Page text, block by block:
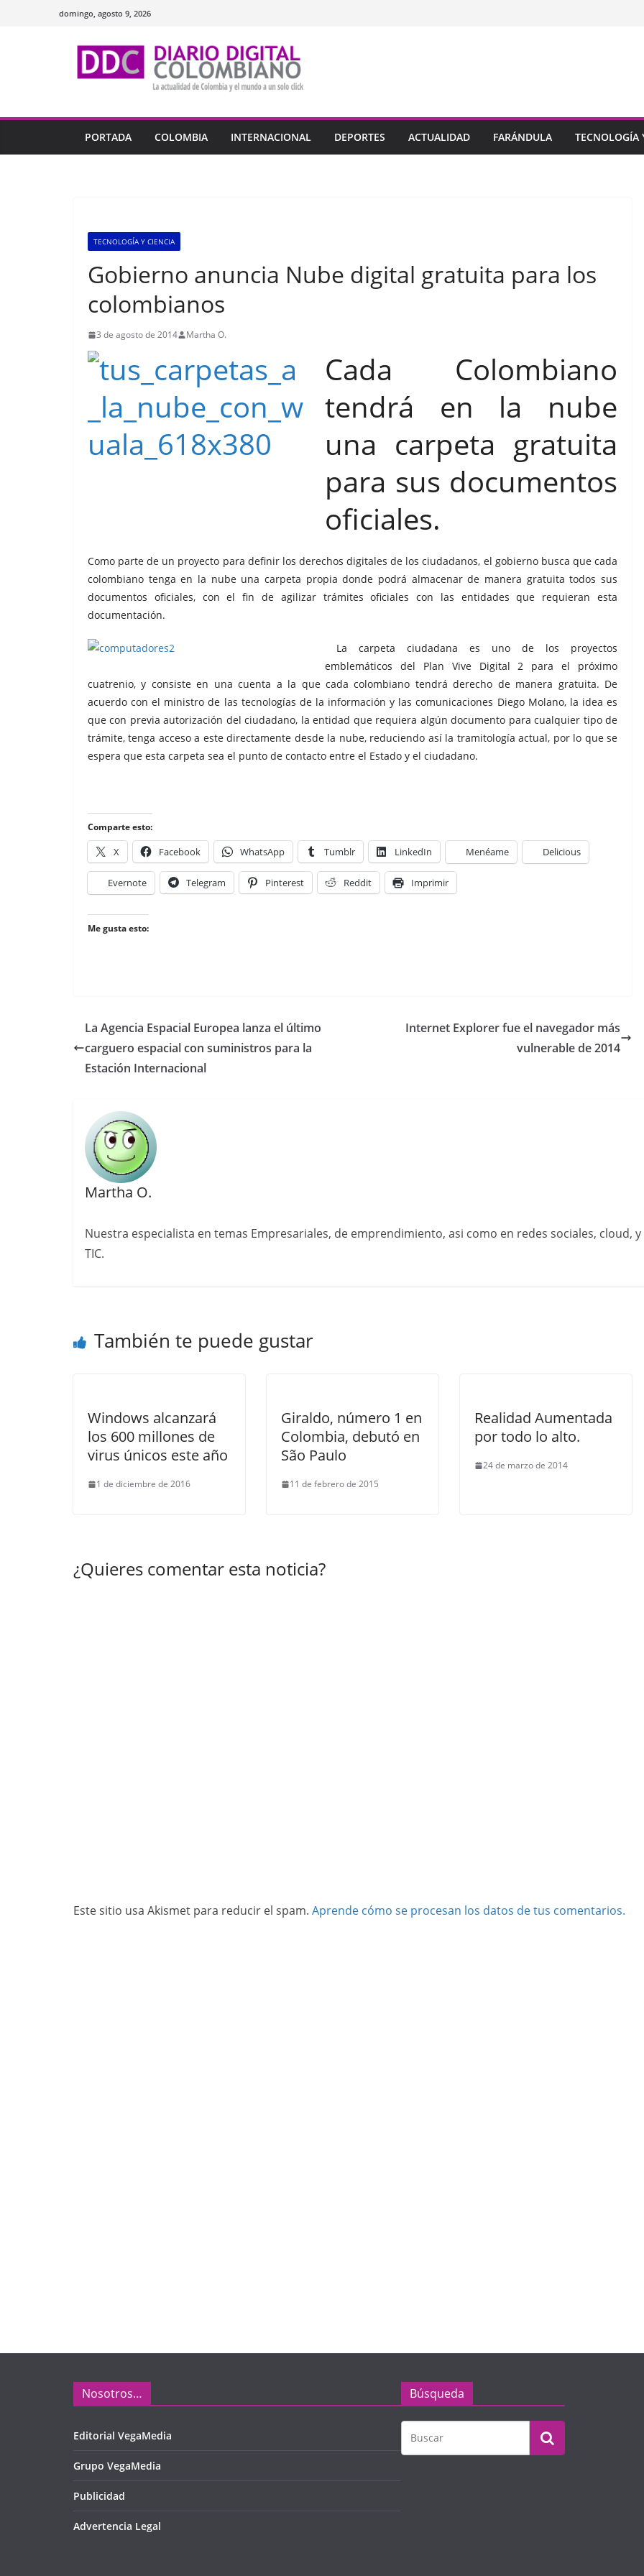
domingo, agosto 9, 2026
PORTADA COLOMBIA INTERNACIONAL DEPORTES ACTUALIDAD FARÁNDULA TECNOLOGÍA
TECNOLOGÍA Y CIENCIA
Gobierno anuncia Nube digital gratuita para los
colombianos
3 de agosto de 2014 Martha O.
Cada Colombiano
tendrá en la nube
una carpeta gratuita
para sus documentos
oficiales.
Como parte de un proyecto para definir los derechos digitales de los ciudadanos, el gobierno busca que cada
colombiano tenga en la nube una carpeta propia donde podrá almacenar de manera gratuita todos sus
documentos oficiales, con el fin de agilizar trámites oficiales con las entidades que requieran esta
documentación.
La carpeta ciudadana es uno de los proyectos
emblemáticos del Plan Vive Digital 2 para el próximo
cuatrenio, y consiste en una cuenta a la que cada colombiano tendrá derecho de manera gratuita. De
acuerdo con el ministro de las tecnologías de la información y las comunicaciones Diego Molano, la idea es
que con previa autorización del ciudadano, la entidad que requiera algún documento para cualquier tipo de
trámite, tenga acceso a este directamente desde la nube, reduciendo así la tramitología actual, por lo que se
espera que esta carpeta sea el punto de contacto entre el Estado y el ciudadano.
Comparte esto:
X Facebook WhatsApp Tumblr LinkedIn Menéame Delicious
Evernote Telegram Pinterest Reddit Imprimir
Me gusta esto:
La Agencia Espacial Europea lanza el último
carguero espacial con suministros para la
Estación Internacional
Internet Explorer fue el navegador más
vulnerable de 2014
Martha O.
Nuestra especialista en temas Empresariales, de emprendimiento, asi como en redes sociales, cloud, y
TIC.
También te puede gustar
Windows alcanzará
los 600 millones de
virus únicos este año
1 de diciembre de 2016
Giraldo, número 1 en
Colombia, debutó en
São Paulo
11 de febrero de 2015
Realidad Aumentada
por todo lo alto.
24 de marzo de 2014
¿Quieres comentar esta noticia?
Este sitio usa Akismet para reducir el spam. Aprende cómo se procesan los datos de tus comentarios.
Nosotros…
Editorial VegaMedia
Grupo VegaMedia
Publicidad
Advertencia Legal
Búsqueda